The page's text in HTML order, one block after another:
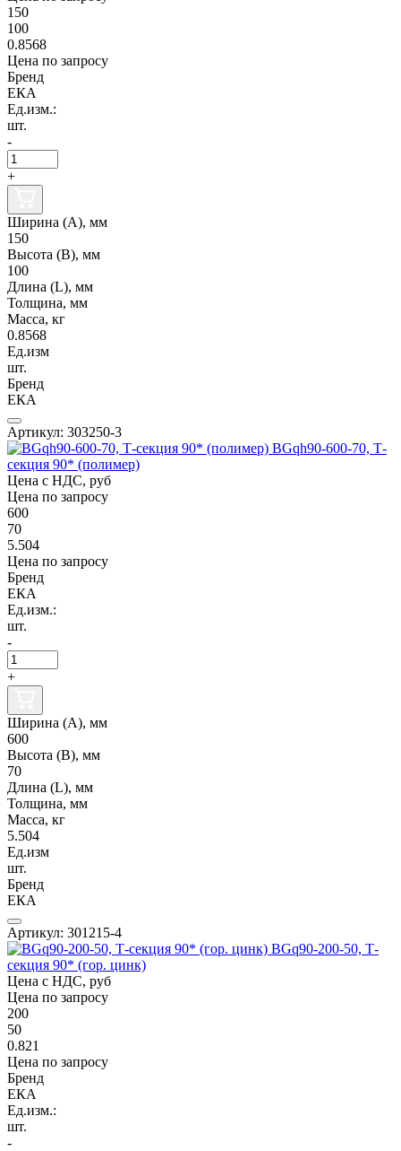
150
100
0.8568
Цена по запросу
Бренд
ЕКА
Ед.изм.:
шт.
-
+
Ширина (А), мм
150
Высота (В), мм
100
Длина (L), мм
Толщина, мм
Масса, кг
0.8568
Ед.изм
шт.
Бренд
ЕКА
Артикул: 303250-3
BGqh90-600-70, Т-
секция 90* (полимер)
Цена с НДС, руб
Цена по запросу
600
70
5.504
Цена по запросу
Бренд
ЕКА
Ед.изм.:
шт.
-
+
Ширина (А), мм
600
Высота (В), мм
70
Длина (L), мм
Толщина, мм
Масса, кг
5.504
Ед.изм
шт.
Бренд
ЕКА
Артикул: 301215-4
BGq90-200-50, Т-
секция 90* (гор. цинк)
Цена с НДС, руб
Цена по запросу
200
50
0.821
Цена по запросу
Бренд
ЕКА
Ед.изм.:
шт.
-